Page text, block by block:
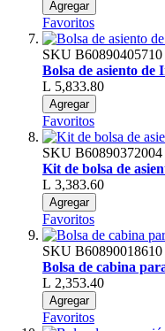
Agregar
Favoritos
SKU B60890405710
Bolsa de asiento
L 5,833.80
Agregar
Favoritos
SKU B60890372004
Kit de bolsa de
L 3,383.60
Agregar
Favoritos
SKU B60890018610
Bolsa de cabina
L 2,353.40
Agregar
Favoritos